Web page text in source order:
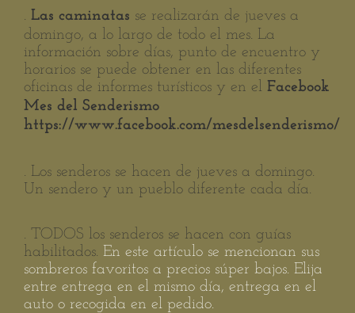
Las caminatas se realizarán de jueves a
domingo, a lo largo de todo el mes. La
información sobre días, punto de encuentro y
horarios se puede obtener en las diferentes
oficinas de informes turísticos y en el Facebook
Mes del Senderismo
https://www.facebook.com/mesdelsenderismo/
. Los senderos se hacen de jueves a domingo.
Un sendero y un pueblo diferente cada día.
. TODOS los senderos se hacen con guías
habilitados. En este artículo se mencionan sus
sombreros favoritos a precios súper bajos. Elija
entre entrega en el mismo día, entrega en el
auto o recogida en el pedido.